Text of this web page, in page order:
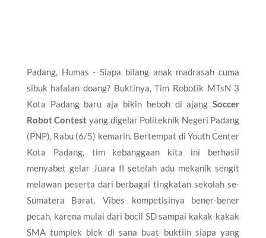
Padang, Humas - Siapa bilang anak madrasah cuma
sibuk hafalan doang? Buktinya, Tim Robotik MTsN 3
Kota Padang baru aja bikin heboh di ajangSoccer
Robot Contest yang digelar Politeknik Negeri Padang
(PNP), Rabu (6/5) kemarin. Bertempat di Youth Center
Kota Padang, tim kebanggaan kita ini berhasil
menyabet gelar Juara II setelah adu mekanik sengit
melawan peserta dari berbagai tingkatan sekolah se-
Sumatera Barat. Vibes kompetisinya bener-bener
pecah, karena mulai dari bocil SD sampai kakak-kakak
SMA tumplek blek di sana buat buktiin siapa yang